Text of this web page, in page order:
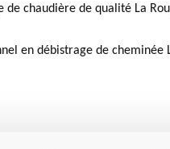
de chaudière de qualité La
en débistrage de cheminée